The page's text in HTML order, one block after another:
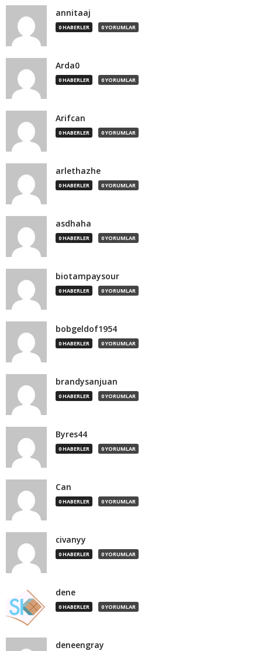
annitaaj
0 HABERLER 0 YORUMLAR
Arda0
0 HABERLER 0 YORUMLAR
Arifcan
0 HABERLER 0 YORUMLAR
arlethazhe
0 HABERLER 0 YORUMLAR
asdhaha
0 HABERLER 0 YORUMLAR
biotampaysour
0 HABERLER 0 YORUMLAR
bobgeldof1954
0 HABERLER 0 YORUMLAR
brandysanjuan
0 HABERLER 0 YORUMLAR
Byres44
0 HABERLER 0 YORUMLAR
Can
0 HABERLER 0 YORUMLAR
civanyy
0 HABERLER 0 YORUMLAR
dene
0 HABERLER 0 YORUMLAR
deneengray